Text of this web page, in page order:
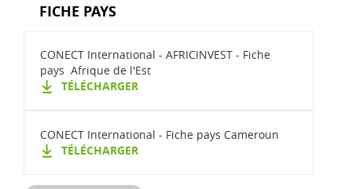
FICHE PAYS
CONECT International - AFRICINVEST - Fiche
pays Afrique de l'Est
TÉLÉCHARGER
CONECT International - Fiche pays Cameroun
TÉLÉCHARGER